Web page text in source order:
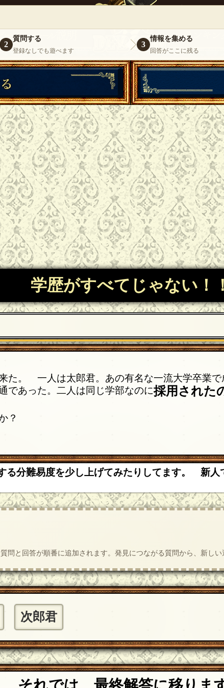
』
学歴がすべてじゃない！！
2
質問する
登録なしでも遊べます
3
情報を集める
回答がここに残る
た。 一人は太郎君。あの有名な一流大学卒業
であった。二人は同じ学部なのに採用された
？
分難易度を少し上げてみたりしてます。 新人
と回答が順番に追加されます。発見につながる質問から、新しい
次郎君